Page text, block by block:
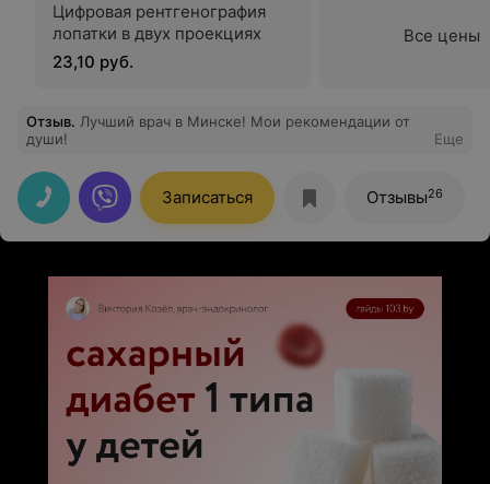
Цифровая рентгенография
лопатки в двух проекциях
23,10 руб.
Все цены
Отзыв. Лучший врач в Минске! Мои рекомендации от
души!
Еще
Записаться Отзывы26